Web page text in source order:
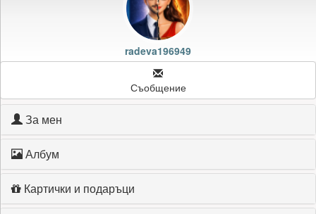
Картичките на radeva196949
Блокирай radeva196949radeva196949
Съобщение
За мен
Албум
Картички и подаръци